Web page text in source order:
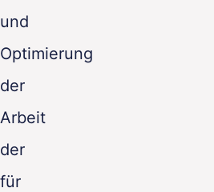
und
Optimierung
der
Arbeit
der
für